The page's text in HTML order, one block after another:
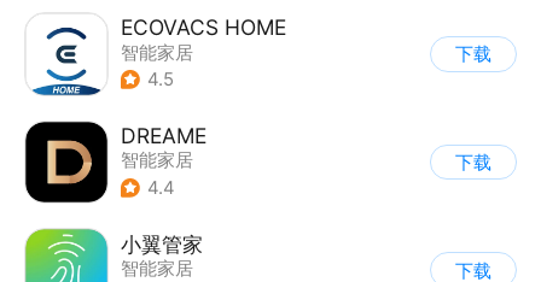
ECOVACS HOME
智能家居
4.5
下载
DREAME
智能家居
4.4
下载
小翼管家
智能家居
下载